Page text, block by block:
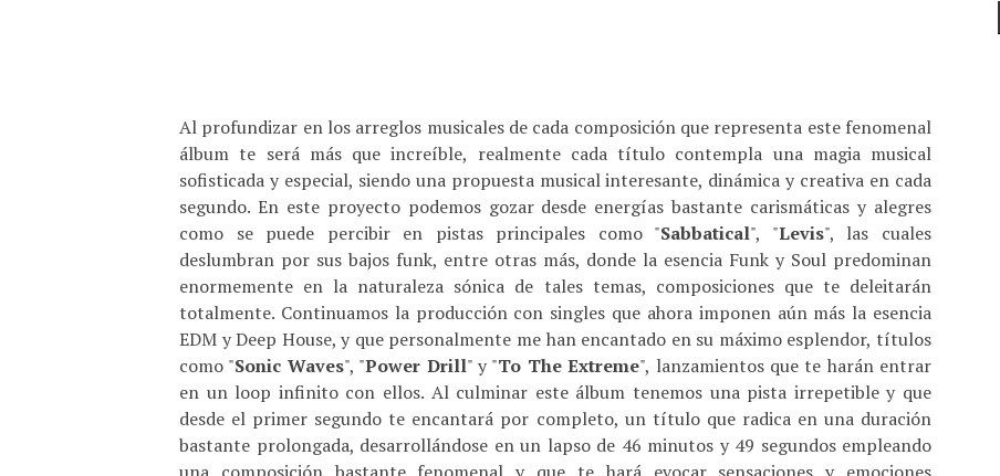
Al profundizar en los arreglos musicales de cada composición que representa este fenomenal
álbum te será más que increíble, realmente cada título contempla una magia musical
sofisticada y especial, siendo una propuesta musical interesante, dinámica y creativa en cada
segundo. En este proyecto podemos gozar desde energías bastante carismáticas y alegres
como se puede percibir en pistas principales como "Sabbatical", "Levis", las cuales
deslumbran por sus bajos funk, entre otras más, donde la esencia Funk y Soul predominan
enormemente en la naturaleza sónica de tales temas, composiciones que te deleitarán
totalmente. Continuamos la producción con singles que ahora imponen aún más la esencia
EDM y Deep House, y que personalmente me han encantado en su máximo esplendor, títulos
como "Sonic Waves", "Power Drill" y "To The Extreme", lanzamientos que te harán entrar
en un loop infinito con ellos. Al culminar este álbum tenemos una pista irrepetible y que
desde el primer segundo te encantará por completo, un título que radica en una duración
bastante prolongada, desarrollándose en un lapso de 46 minutos y 49 segundos empleando